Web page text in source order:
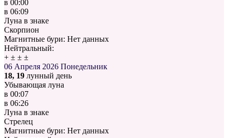
в 00:00
в 06:09
Луна в знаке
Скорпион
Магнитные бури: Нет данных
Нейтральный:
+ ± ± ±
06 Апреля 2026 Понедельник
18, 19 лунный день
Убывающая луна
в 00:07
в 06:26
Луна в знаке
Стрелец
Магнитные бури: Нет данных